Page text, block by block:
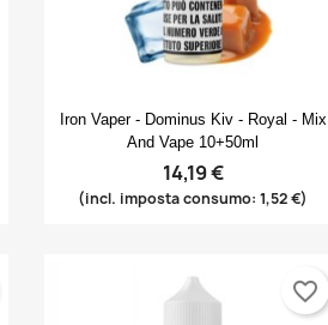
Anteprima
Iron Vaper - Dominus Kiv - Royal - Mix
And Vape 10+50ml
14,19 €
(incl. imposta consumo: 1,52 €)
favorite_border